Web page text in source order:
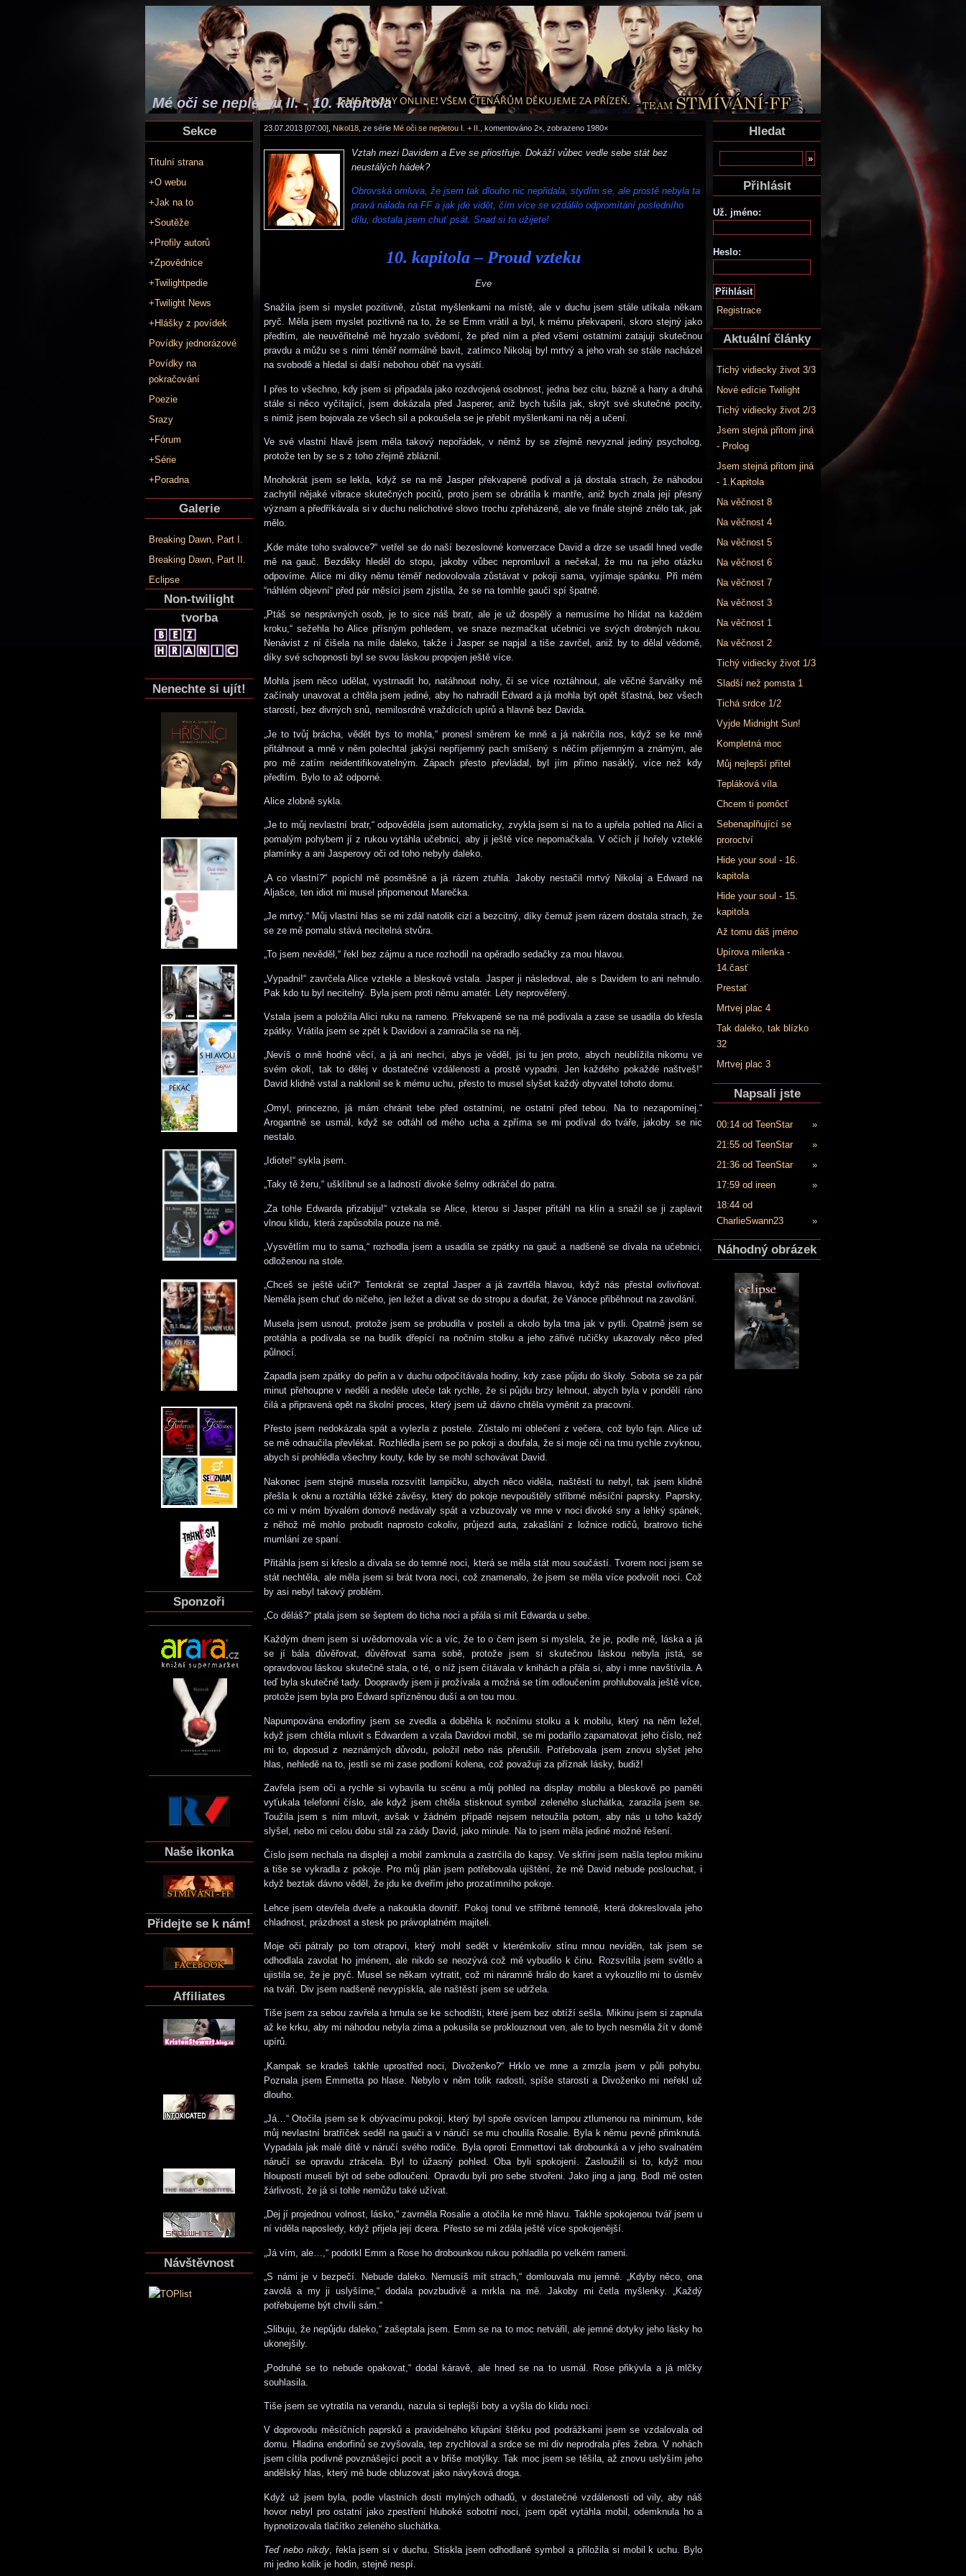
Mé oči se nepletou II. - 10. kapitola
Sekce
Titulní strana
+O webu
+Jak na to
+Soutěže
+Profily autorů
+Zpovědnice
+Twilightpedie
+Twilight News
+Hlášky z povídek
Povídky jednorázové
Povídky na
pokračování
Poezie
Srazy
+Fórum
+Série
+Poradna
Galerie
Breaking Dawn, Part I.
Breaking Dawn, Part II.
Eclipse
Non-twilight
tvorba
Nenechte si ujít!
Sponzoři
Naše ikonka
Přidejte se k nám!
Affiliates
Návštěvnost
23.07.2013 [07:00], Nikol18 , ze série Mé oči se nepletou I. + II. , komentováno 2×, zobrazeno 1980×
Vztah mezi Davidem a Eve se přiostřuje. Dokáží vůbec vedle sebe stát bez
neustálých hádek?
Obrovská omluva, že jsem tak dlouho nic nepřidala, stydím se, ale prostě nebyla ta
pravá nálada na FF a jak jde vidět, čím více se vzdálilo odpromítání posledního
dílu, dostala jsem chuť psát. Snad si to užijete!
10. kapitola – Proud vzteku
Eve
Snažila jsem si myslet pozitivně, zůstat myšlenkami na místě, ale v duchu jsem stále utíkala někam
pryč. Měla jsem myslet pozitivně na to, že se Emm vrátil a byl, k mému překvapení, skoro stejný jako
předtím, ale neuvěřitelně mě hryzalo svědomí, že před ním a před všemi ostatními zatajuji skutečnou
pravdu a můžu se s nimi téměř normálně bavit, zatímco Nikolaj byl mrtvý a jeho vrah se stále nacházel
na svobodě a hledal si další nebohou oběť na vysátí.
I přes to všechno, kdy jsem si připadala jako rozdvojená osobnost, jedna bez citu, bázně a hany a druhá
stále si něco vyčítající, jsem dokázala před Jasperer, aniž bych tušila jak, skrýt své skutečné pocity,
s nimiž jsem bojovala ze všech sil a pokoušela se je přebít myšlenkami na něj a učení.
Ve své vlastní hlavě jsem měla takový nepořádek, v němž by se zřejmě nevyznal jediný psycholog,
protože ten by se s z toho zřejmě zbláznil.
Mnohokrát jsem se lekla, když se na mě Jasper překvapeně podíval a já dostala strach, že náhodou
zachytil nějaké vibrace skutečných pocitů, proto jsem se obrátila k mantře, aniž bych znala její přesný
význam a předříkávala si v duchu nelichotivé slovo trochu zpřeházeně, ale ve finále stejně znělo tak, jak
mělo.
„Kde máte toho svalovce?“ vetřel se do naší bezeslovné konverzace David a drze se usadil hned vedle
mě na gauč. Bezděky hleděl do stopu, jakoby vůbec nepromluvil a nečekal, že mu na jeho otázku
odpovíme. Alice mi díky němu téměř nedovolovala zůstávat v pokoji sama, vyjímaje spánku. Při mém
“náhlém objevní“ před pár měsíci jsem zjistila, že se na tomhle gauči spí špatně.
„Ptáš se nesprávných osob, je to sice náš bratr, ale je už dospělý a nemusíme ho hlídat na každém
kroku,“ sežehla ho Alice přísným pohledem, ve snaze nezmačkat učebnici ve svých drobných rukou.
Nenávist z ní čišela na míle daleko, takže i Jasper se napjal a tiše zavrčel, aniž by to dělal vědomě,
díky své schopnosti byl se svou láskou propojen ještě více.
Mohla jsem něco udělat, vystrnadit ho, natáhnout nohy, či se více roztáhnout, ale věčné šarvátky mě
začínaly unavovat a chtěla jsem jediné, aby ho nahradil Edward a já mohla být opět šťastná, bez všech
starostí, bez divných snů, nemilosrdně vraždících upírů a hlavně bez Davida.
„Je to tvůj brácha, vědět bys to mohla,“ pronesl směrem ke mně a já nakrčila nos, když se ke mně
přitáhnout a mně v něm polechtal jakýsi nepříjemný pach smíšený s něčím příjemným a známým, ale
pro mě zatím neidentifikovatelným. Zápach přesto převládal, byl jím přímo nasáklý, více než kdy
předtím. Bylo to až odporné.
Alice zlobně sykla.
„Je to můj nevlastní bratr,“ odpověděla jsem automaticky, zvykla jsem si na to a upřela pohled na Alici a
pomalým pohybem jí z rukou vytáhla učebnici, aby ji ještě více nepomačkala. V očích jí hořely vzteklé
plamínky a ani Jasperovy oči od toho nebyly daleko.
„A co vlastní?“ popíchl mě posměšně a já rázem ztuhla. Jakoby nestačil mrtvý Nikolaj a Edward na
Aljašce, ten idiot mi musel připomenout Marečka.
„Je mrtvý.“ Můj vlastní hlas se mi zdál natolik cizí a bezcitný, díky čemuž jsem rázem dostala strach, že
se ze mě pomalu stává necitelná stvůra.
„To jsem nevěděl,“ řekl bez zájmu a ruce rozhodil na opěradlo sedačky za mou hlavou.
„Vypadni!“ zavrčela Alice vztekle a bleskově vstala. Jasper ji následoval, ale s Davidem to ani nehnulo.
Pak kdo tu byl necitelný. Byla jsem proti němu amatér. Léty neprověřený.
Vstala jsem a položila Alici ruku na rameno. Překvapeně se na mě podívala a zase se usadila do křesla
zpátky. Vrátila jsem se zpět k Davidovi a zamračila se na něj.
„Nevíš o mně hodně věcí, a já ani nechci, abys je věděl, jsi tu jen proto, abych neublížila nikomu ve
svém okolí, tak to dělej v dostatečné vzdálenosti a prostě vypadni. Jen každého pokaždé naštveš!“
David klidně vstal a naklonil se k mému uchu, přesto to musel slyšet každý obyvatel tohoto domu.
„Omyl, princezno, já mám chránit tebe před ostatními, ne ostatní před tebou. Na to nezapomínej.“
Arogantně se usmál, když se odtáhl od mého ucha a zpříma se mi podíval do tváře, jakoby se nic
nestalo.
„Idiote!“ sykla jsem.
„Taky tě žeru,“ ušklíbnul se a ladností divoké šelmy odkráčel do patra.
„Za tohle Edwarda přizabiju!“ vztekala se Alice, kterou si Jasper přitáhl na klín a snažil se ji zaplavit
vlnou klidu, která zapůsobila pouze na mě.
„Vysvětlím mu to sama,“ rozhodla jsem a usadila se zpátky na gauč a nadšeně se dívala na učebnici,
odloženou na stole.
„Chceš se ještě učit?“ Tentokrát se zeptal Jasper a já zavrtěla hlavou, když nás přestal ovlivňovat.
Neměla jsem chuť do ničeho, jen ležet a dívat se do stropu a doufat, že Vánoce přiběhnout na zavolání.
Musela jsem usnout, protože jsem se probudila v posteli a okolo byla tma jak v pytli. Opatrně jsem se
protáhla a podívala se na budík dřepící na nočním stolku a jeho zářivé ručičky ukazovaly něco před
půlnocí.
Zapadla jsem zpátky do peřin a v duchu odpočítávala hodiny, kdy zase půjdu do školy. Sobota se za pár
minut přehoupne v neděli a neděle uteče tak rychle, že si půjdu brzy lehnout, abych byla v pondělí ráno
čilá a připravená opět na školní proces, který jsem už dávno chtěla vyměnit za pracovní.
Přesto jsem nedokázala spát a vylezla z postele. Zůstalo mi oblečení z večera, což bylo fajn. Alice už
se mě odnaučila převlékat. Rozhlédla jsem se po pokoji a doufala, že si moje oči na tmu rychle zvyknou,
abych si prohlédla všechny kouty, kde by se mohl schovávat David.
Nakonec jsem stejně musela rozsvítit lampičku, abych něco viděla, naštěstí tu nebyl, tak jsem klidně
přešla k oknu a roztáhla těžké závěsy, který do pokoje nevpouštěly stříbrné měsíční paprsky. Paprsky,
co mi v mém bývalém domově nedávaly spát a vzbuzovaly ve mne v noci divoké sny a lehký spánek,
z něhož mě mohlo probudit naprosto cokoliv, průjezd auta, zakašlání z ložnice rodičů, bratrovo tiché
mumlání ze spaní.
Přitáhla jsem si křeslo a dívala se do temné noci, která se měla stát mou součástí. Tvorem noci jsem se
stát nechtěla, ale měla jsem si brát tvora noci, což znamenalo, že jsem se měla více podvolit noci. Což
by asi nebyl takový problém.
„Co děláš?“ ptala jsem se šeptem do ticha noci a přála si mít Edwarda u sebe.
Každým dnem jsem si uvědomovala víc a víc, že to o čem jsem si myslela, že je, podle mě, láska a já
se jí bála důvěřovat, důvěřovat sama sobě, protože jsem si skutečnou láskou nebyla jistá, se
opravdovou láskou skutečně stala, o té, o níž jsem čítávala v knihách a přála si, aby i mne navštívila. A
teď byla skutečně tady. Doopravdy jsem ji prožívala a možná se tím odloučením prohlubovala ještě více,
protože jsem byla pro Edward spřízněnou duší a on tou mou.
Napumpována endorfiny jsem se zvedla a doběhla k nočnímu stolku a k mobilu, který na něm ležel,
když jsem chtěla mluvit s Edwardem a vzala Davidovi mobil, se mi podařilo zapamatovat jeho číslo, než
mi to, doposud z neznámých důvodu, položil nebo nás přerušili. Potřebovala jsem znovu slyšet jeho
hlas, nehledě na to, jestli se mi zase podlomí kolena, což považuji za příznak lásky, budiž!
Zavřela jsem oči a rychle si vybavila tu scénu a můj pohled na display mobilu a bleskově po paměti
vyťukala telefonní číslo, ale když jsem chtěla stisknout symbol zeleného sluchátka, zarazila jsem se.
Toužila jsem s ním mluvit, avšak v žádném případě nejsem netoužila potom, aby nás u toho každý
slyšel, nebo mi celou dobu stál za zády David, jako minule. Na to jsem měla jediné možné řešení.
Číslo jsem nechala na displeji a mobil zamknula a zastrčila do kapsy. Ve skříni jsem našla teplou mikinu
a tiše se vykradla z pokoje. Pro můj plán jsem potřebovala ujištění, že mě David nebude poslouchat, i
když beztak dávno věděl, že jdu ke dveřím jeho prozatímního pokoje.
Lehce jsem otevřela dveře a nakoukla dovnitř. Pokoj tonul ve stříbrné temnotě, která dokreslovala jeho
chladnost, prázdnost a stesk po právoplatném majiteli.
Moje oči pátraly po tom otrapovi, který mohl sedět v kterémkoliv stínu mnou neviděn, tak jsem se
odhodlala zavolat ho jménem, ale nikdo se neozývá což mě vybudilo k činu. Rozsvítila jsem světlo a
ujistila se, že je pryč. Musel se někam vytratit, což mi náramně hrálo do karet a vykouzlilo mi to úsměv
na tváři. Div jsem nadšeně nevypískla, ale naštěstí jsem se udržela.
Tiše jsem za sebou zavřela a hrnula se ke schodišti, které jsem bez obtíží sešla. Mikinu jsem si zapnula
až ke krku, aby mi náhodou nebyla zima a pokusila se proklouznout ven, ale to bych nesměla žít v domě
upírů.
„Kampak se kradeš takhle uprostřed noci, Divoženko?“ Hrklo ve mne a zmrzla jsem v půli pohybu.
Poznala jsem Emmetta po hlase. Nebylo v něm tolik radosti, spíše starosti a Divoženko mi neřekl už
dlouho.
„Já…“ Otočila jsem se k obývacímu pokoji, který byl spoře osvícen lampou ztlumenou na minimum, kde
můj nevlastní bratříček seděl na gauči a v náručí se mu choulila Rosalie. Byla k němu pevně přimknutá.
Vypadala jak malé dítě v náručí svého rodiče. Byla oproti Emmettovi tak drobounká a v jeho svalnatém
náručí se opravdu ztrácela. Byl to úžasný pohled. Oba byli spokojení. Zasloužili si to, když mou
hloupostí museli být od sebe odloučeni. Opravdu byli pro sebe stvořeni. Jako jing a jang. Bodl mě osten
žárlivosti, že já si tohle nemůžu také užívat.
„Dej jí projednou volnost, lásko,“ zavrněla Rosalie a otočila ke mně hlavu. Takhle spokojenou tvář jsem u
ní viděla naposledy, když přijela její dcera. Přesto se mi zdála ještě více spokojenější.
„Já vím, ale…,“ podotkl Emm a Rose ho drobounkou rukou pohladila po velkém rameni.
„S námi je v bezpečí. Nebude daleko. Nemusíš mít strach,“ domlouvala mu jemně. „Kdyby něco, ona
zavolá a my ji uslyšíme,“ dodala povzbudivě a mrkla na mě. Jakoby mi četla myšlenky. „Každý
potřebujeme být chvíli sám.“
„Slibuju, že nepůjdu daleko,“ zašeptala jsem. Emm se na to moc netvářil, ale jemné dotyky jeho lásky ho
ukonejšily.
„Podruhé se to nebude opakovat,“ dodal káravě, ale hned se na to usmál. Rose přikývla a já mlčky
souhlasila.
Tiše jsem se vytratila na verandu, nazula si teplejší boty a vyšla do klidu noci.
V doprovodu měsíčních paprsků a pravidelného křupání štěrku pod podrážkami jsem se vzdalovala od
domu. Hladina endorfinů se zvyšovala, tep zrychloval a srdce se mi div neprodrala přes žebra. V nohách
jsem cítila podivně povznášející pocit a v břiše motýlky. Tak moc jsem se těšila, až znovu uslyším jeho
andělský hlas, který mě bude obluzovat jako návyková droga.
Když už jsem byla, podle vlastních dosti mylných odhadů, v dostatečné vzdálenosti od vily, aby náš
hovor nebyl pro ostatní jako zpestření hluboké sobotní noci, jsem opět vytáhla mobil, odemknula ho a
hypnotizovala tlačítko zeleného sluchátka.
Teď nebo nikdy, řekla jsem si v duchu. Stiskla jsem odhodlaně symbol a přiložila si mobil k uchu. Bylo
mi jedno kolik je hodin, stejně nespí.
Hledat
Přihlásit
Už. jméno:
Heslo:
Registrace
Aktuální články
Tichý vidiecky život 3/3
Nové edície Twilight
Tichý vidiecky život 2/3
Jsem stejná přitom jiná
- Prolog
Jsem stejná přitom jiná
- 1.Kapitola
Na věčnost 8
Na věčnost 4
Na věčnost 5
Na věčnost 6
Na věčnost 7
Na věčnost 3
Na věčnost 1
Na věčnost 2
Tichý vidiecky život 1/3
Sladší než pomsta 1
Tichá srdce 1/2
Vyjde Midnight Sun!
Kompletná moc
Můj nejlepší přítel
Tepláková víla
Chcem ti pomôcť
Sebenaplňující se
proroctví
Hide your soul - 16.
kapitola
Hide your soul - 15.
kapitola
Až tomu dáš jméno
Upírova milenka -
14.časť
Prestať
Mrtvej plac 4
Tak daleko, tak blízko
32
Mrtvej plac 3
Napsali jste
00:14 od TeenStar
»
21:55 od TeenStar
»
21:36 od TeenStar
»
17:59 od ireen
»
18:44 od
CharlieSwann23
»
Náhodný obrázek